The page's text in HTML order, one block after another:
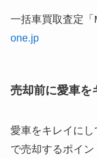
一括車買取査定「
one.jp
売却前に愛車を
愛車をキレイに
で売却するポイン